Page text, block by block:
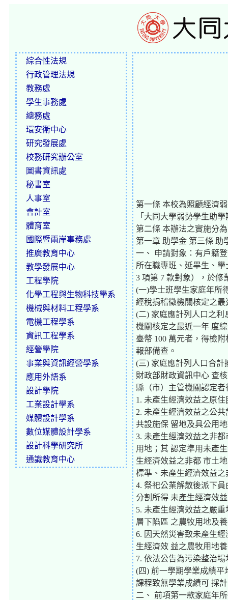
綜合性法規
行政管理法規
教務處
學生事務處
總務處
環安衛中心
研究發展處
校務研究辦公室
圖書資訊處
秘書室
人事室
會計室
體育室
國際暨兩岸事務處
推廣教育中心
教學發展中心
工程學院
化學工程與生物科技學系
機械與材料工程學系
電機工程學系
資訊工程學系
經營學院
事業與資訊經營學系
應用外語系
設計學院
工業設計學系
媒體設計學系
數位媒體設計學系
設計科學研究所
通識教育中心
第一條 本校為照顧經濟
「大同大學弱勢學生助
第二條 本辦法之實施分
第一章 助學金 第三條 助
一、 申請對象：有戶籍
所在職專班、延畢生、
3 項第 7 款對象），於修
(一)學士班學生家庭年所
經稅捐稽徵機關核定之
(二) 家庭應計列人口之
機關核定之最近一年 度
臺幣 100 萬元者，得檢
報部備查。
(三) 家庭應計列人口合計
財政部財政資訊中心 查
縣（市）主管機關認定者
1. 未產生經濟效益之原
2. 未產生經濟效益之公
共設施保 留地及具公用
3. 未產生經濟效益之非
用地；其 認定準用未產
生經濟效益之非都 市土
標準、未產生經濟效益
4. 祭祀公業解散後派下
分割所得 未產生經濟效
5. 未產生經濟效益之嚴
層下陷區 之農牧用地及
6. 因天然災害致未產生
生經濟效 益之農牧用地
7. 依法公告為污染整治
(四) 前一學期學業成績
課程致無學業成績可 採
二、 前項第一款家庭年